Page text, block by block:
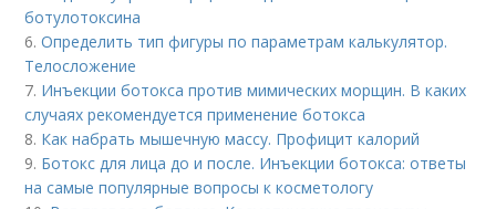
ботулотоксина
6.Определить тип фигуры по параметрам калькулятор.
Телосложение
7. Инъекции ботокса против мимических морщин. В каких
случаях рекомендуется применение ботокса
8. Как набрать мышечную массу. Профицит калорий
9. Ботокс для лица до и после. Инъекции ботокса: ответы
на самые популярные вопросы к косметологу